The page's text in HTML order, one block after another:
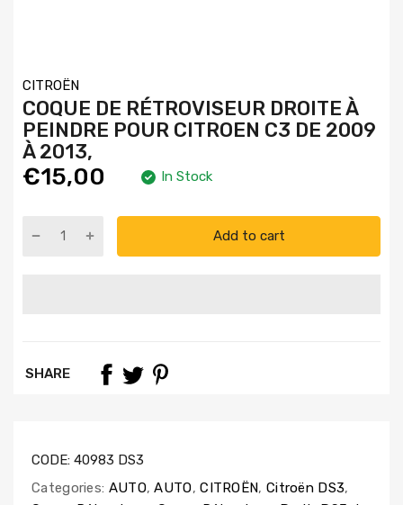
CITROËN
COQUE DE RÉTROVISEUR DROITE À
PEINDRE POUR CITROEN C3 DE 2009
À 2013,
€15,00 In Stock
Add to cart
SHARE
CODE: 40983 DS3
Categories: AUTO, AUTO, CITROËN, Citroën DS3,